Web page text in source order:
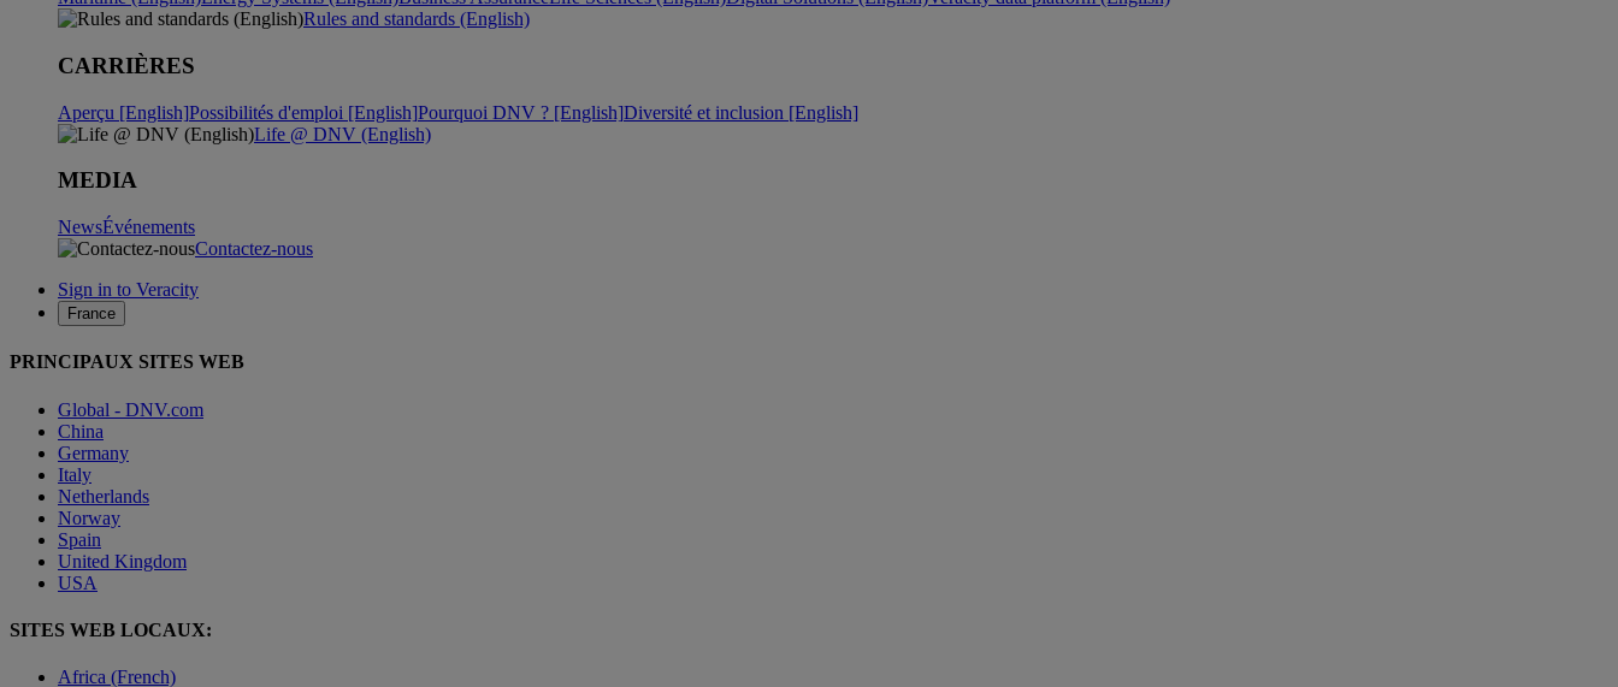
Rules and standards (English)
CARRIÈRES
Aperçu [English]Possibilités d'emploi [English]Pourquoi DNV ? [English]Diversité et inclusion [English]
Life @ DNV (English)
MEDIA
NewsÉvénements
Contactez-nous
Sign in to Veracity
France
PRINCIPAUX SITES WEB
Global - DNV.com
China
Germany
Italy
Netherlands
Norway
Spain
United Kingdom
USA
SITES WEB LOCAUX:
Africa (French)